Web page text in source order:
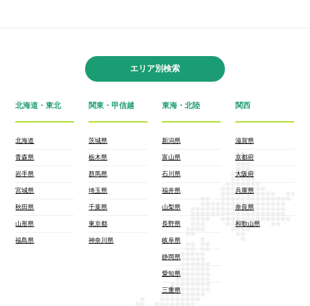
エリア別検索
北海道・東北
北海道
青森県
岩手県
宮城県
秋田県
山形県
福島県
関東・甲信越
茨城県
栃木県
群馬県
埼玉県
千葉県
東京都
神奈川県
東海・北陸
新潟県
富山県
石川県
福井県
山梨県
長野県
岐阜県
静岡県
愛知県
三重県
関西
滋賀県
京都府
大阪府
兵庫県
奈良県
和歌山県